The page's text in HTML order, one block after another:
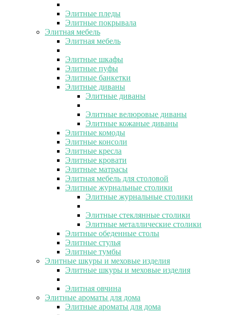
Элитные пледы
Элитные покрывала
Элитная мебель
Элитная мебель
Элитные шкафы
Элитные пуфы
Элитные банкетки
Элитные диваны
Элитные диваны
Элитные велюровые диваны
Элитные кожаные диваны
Элитные комоды
Элитные консоли
Элитные кресла
Элитные кровати
Элитные матрасы
Элитная мебель для столовой
Элитные журнальные столики
Элитные журнальные столики
Элитные стеклянные столики
Элитные металлические столики
Элитные обеденные столы
Элитные стулья
Элитные тумбы
Элитные шкуры и меховые изделия
Элитные шкуры и меховые изделия
Элитная овчина
Элитные ароматы для дома
Элитные ароматы для дома